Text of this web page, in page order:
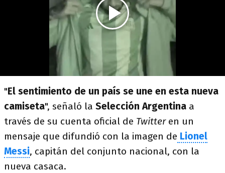
"El sentimiento de un país se une en esta nueva
camiseta", señaló la Selección Argentina a
través de su cuenta oficial de Twitter en un
mensaje que difundió con la imagen de Lionel
Messi, capitán del conjunto nacional, con la
nueva casaca.